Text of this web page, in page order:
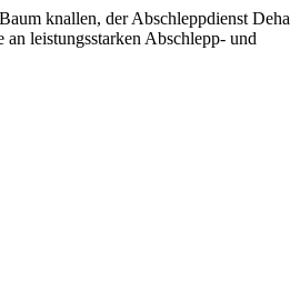
knallen, der Abschleppdienst Deha
leistungsstarken Abschlepp- und